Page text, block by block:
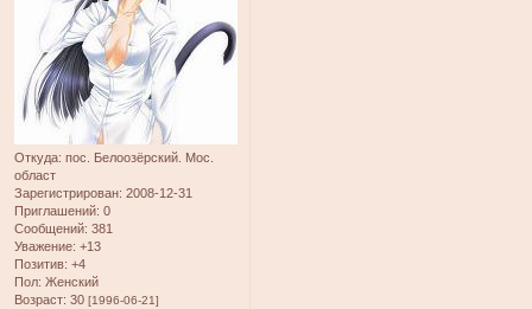
Откуда: пос. Белоозёрский. Мос.
област
Зарегистрирован: 2008-12-31
Приглашений: 0
Сообщений: 381
Уважение: +13
Позитив: +4
Пол: Женский
Возраст: 30 [1996-06-21]